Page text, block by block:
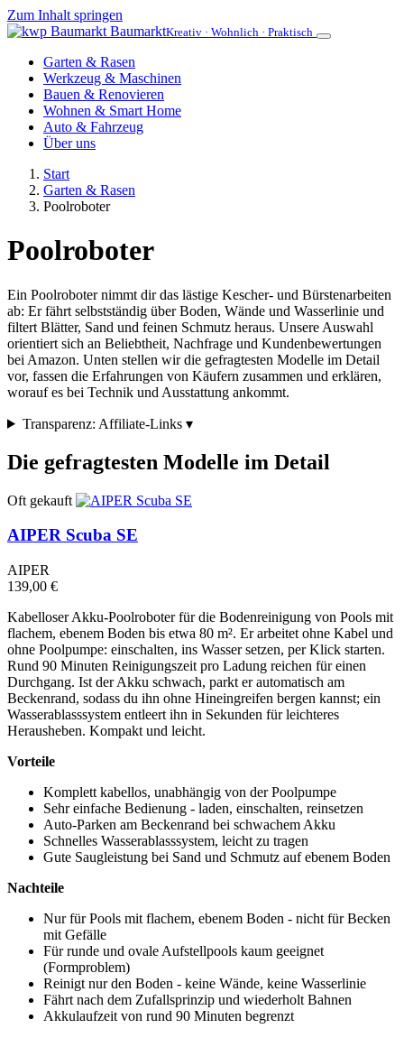
Zum Inhalt springen
BaumarktKreativ · Wohnlich · Praktisch
Garten & Rasen
Werkzeug & Maschinen
Bauen & Renovieren
Wohnen & Smart Home
Auto & Fahrzeug
Über uns
Start
Garten & Rasen
Poolroboter
Poolroboter
Ein Poolroboter nimmt dir das lästige Kescher- und Bürstenarbeiten
ab: Er fährt selbstständig über Boden, Wände und Wasserlinie und
filtert Blätter, Sand und feinen Schmutz heraus. Unsere Auswahl
orientiert sich an Beliebtheit, Nachfrage und Kundenbewertungen
bei Amazon. Unten stellen wir die gefragtesten Modelle im Detail
vor, fassen die Erfahrungen von Käufern zusammen und erklären,
worauf es bei Technik und Ausstattung ankommt.
Transparenz: Affiliate-Links ▾
Die gefragtesten Modelle im Detail
Oft gekauft
AIPER Scuba SE
AIPER
139,00 €
Kabelloser Akku-Poolroboter für die Bodenreinigung von Pools mit
flachem, ebenem Boden bis etwa 80 m². Er arbeitet ohne Kabel und
ohne Poolpumpe: einschalten, ins Wasser setzen, per Klick starten.
Rund 90 Minuten Reinigungszeit pro Ladung reichen für einen
Durchgang. Ist der Akku schwach, parkt er automatisch am
Beckenrand, sodass du ihn ohne Hineingreifen bergen kannst; ein
Wasserablasssystem entleert ihn in Sekunden für leichteres
Herausheben. Kompakt und leicht.
Vorteile
Komplett kabellos, unabhängig von der Poolpumpe
Sehr einfache Bedienung - laden, einschalten, reinsetzen
Auto-Parken am Beckenrand bei schwachem Akku
Schnelles Wasserablasssystem, leicht zu tragen
Gute Saugleistung bei Sand und Schmutz auf ebenem Boden
Nachteile
Nur für Pools mit flachem, ebenem Boden - nicht für Becken
mit Gefälle
Für runde und ovale Aufstellpools kaum geeignet
(Formproblem)
Reinigt nur den Boden - keine Wände, keine Wasserlinie
Fährt nach dem Zufallsprinzip und wiederholt Bahnen
Akkulaufzeit von rund 90 Minuten begrenzt